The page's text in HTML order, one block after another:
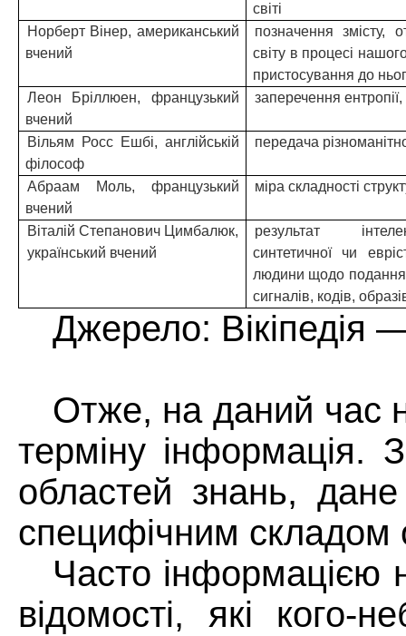
світі
Норберт Вінер, американський
вчений
позначення змісту,
світу в процесі
пристосування до
Леон Бріллюен, французький
вчений
заперечення
Вільям Росс Ешбі, англійській
філософ
передача
Абраам Моль, французький
вчений
міра складності
Віталій Степанович Цимбалюк,
український вчений
результат
синтетичної чи
людини щодо подання
сигналів, кодів,
Джерело: Вікіпедія
Отже, на даний час
терміну інформація.
областей знань,
специфічним складом
Часто інформацією
відомості, які кого-